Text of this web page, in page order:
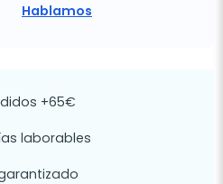
Hablamos
+65€
laborables